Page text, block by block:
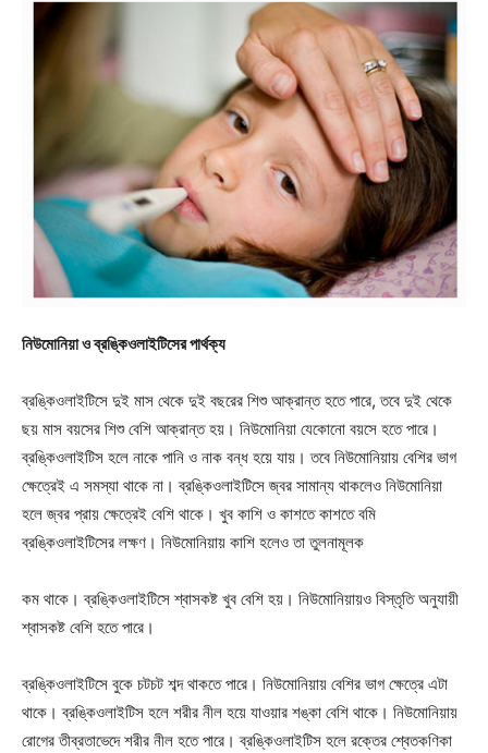
নিউমোনিয়া ও ব্রঙ্কিওলাইটিসের পার্থক্য
ব্রঙ্কিওলাইটিসে দুই মাস থেকে দুই বছরের শিশু আক্রান্ত হতে পারে, তবে দুই থেকে
ছয় মাস বয়সের শিশু বেশি আক্রান্ত হয়। নিউমোনিয়া যেকোনো বয়সে হতে পারে।
ব্রঙ্কিওলাইটিস হলে নাকে পানি ও নাক বন্ধ হয়ে যায়। তবে নিউমোনিয়ায় বেশির ভাগ
ক্ষেত্রেই এ সমস্যা থাকে না। ব্রঙ্কিওলাইটিসে জ্বর সামান্য থাকলেও নিউমোনিয়া
হলে জ্বর প্রায় ক্ষেত্রেই বেশি থাকে। খুব কাশি ও কাশতে কাশতে বমি
ব্রঙ্কিওলাইটিসের লক্ষণ। নিউমোনিয়ায় কাশি হলেও তা তুলনামূলক
কম থাকে। ব্রঙ্কিওলাইটিসে শ্বাসকষ্ট খুব বেশি হয়। নিউমোনিয়ায়ও বিস্তৃতি অনুযায়ী
শ্বাসকষ্ট বেশি হতে পারে।
ব্রঙ্কিওলাইটিসে বুকে চটচট শব্দ থাকতে পারে। নিউমোনিয়ায় বেশির ভাগ ক্ষেত্রে এটা
থাকে। ব্রঙ্কিওলাইটিস হলে শরীর নীল হয়ে যাওয়ার শঙ্কা বেশি থাকে। নিউমোনিয়ায়
রোগের তীব্রতাভেদে শরীর নীল হতে পারে। ব্রঙ্কিওলাইটিস হলে রক্তের শ্বেতকণিকা